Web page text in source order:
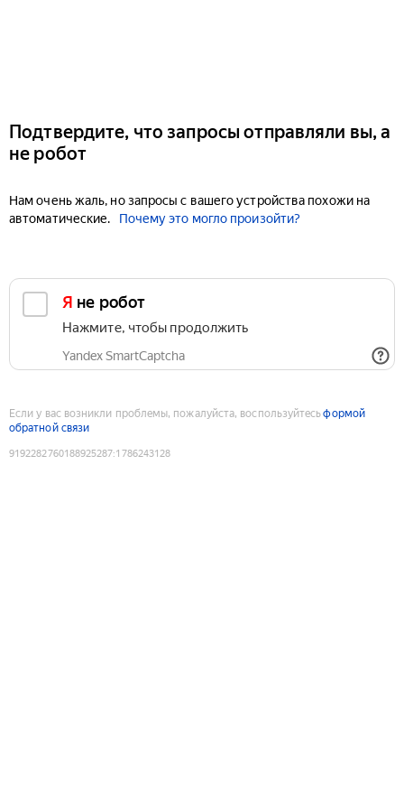
Подтвердите, что запросы отправляли вы, а
не робот
Нам очень жаль, но запросы с вашего устройства похожи на
автоматические.
Почему это могло произойти?
Я не робот
Нажмите, чтобы продолжить
Yandex SmartCaptcha
Если у вас возникли проблемы, пожалуйста, воспользуйтесьформой
обратной связи
9192282760188925287:1786243128